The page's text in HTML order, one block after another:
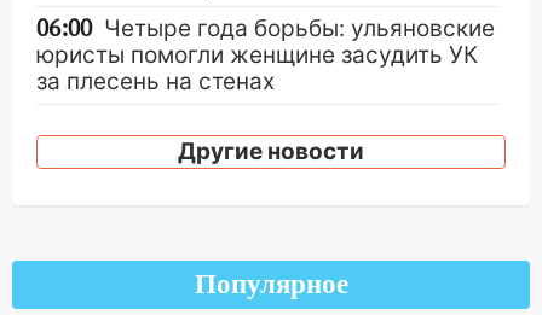
06:00 Четыре года борьбы: ульяновские
юристы помогли женщине засудить УК
за плесень на стенах
прибыль, а кому — испытания на
22:58
ДТП с мотоциклистом
Другие новости
Популярное